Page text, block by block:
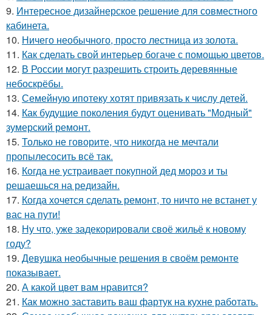
9. Интересное дизайнерское решение для совместного
кабинета.
10. Ничего необычного, просто лестница из золота.
11. Как сделать свой интерьер богаче с помощью цветов.
12. В России могут разрешить строить деревянные
небоскрёбы.
13. Семейную ипотеку хотят привязать к числу детей.
14. Как будущие поколения будут оценивать "Модный"
зумерский ремонт.
15. Только не говорите, что никогда не мечтали
пропылесосить всё так.
16. Когда не устраивает покупной дед мороз и ты
решаешься на редизайн.
17. Когда хочется сделать ремонт, то ничто не встанет у
вас на пути!
18. Ну что, уже задекорировали своё жильё к новому
году?
19. Девушка необычные решения в своём ремонте
показывает.
20. А какой цвет вам нравится?
21. Как можно заставить ваш фартук на кухне работать.